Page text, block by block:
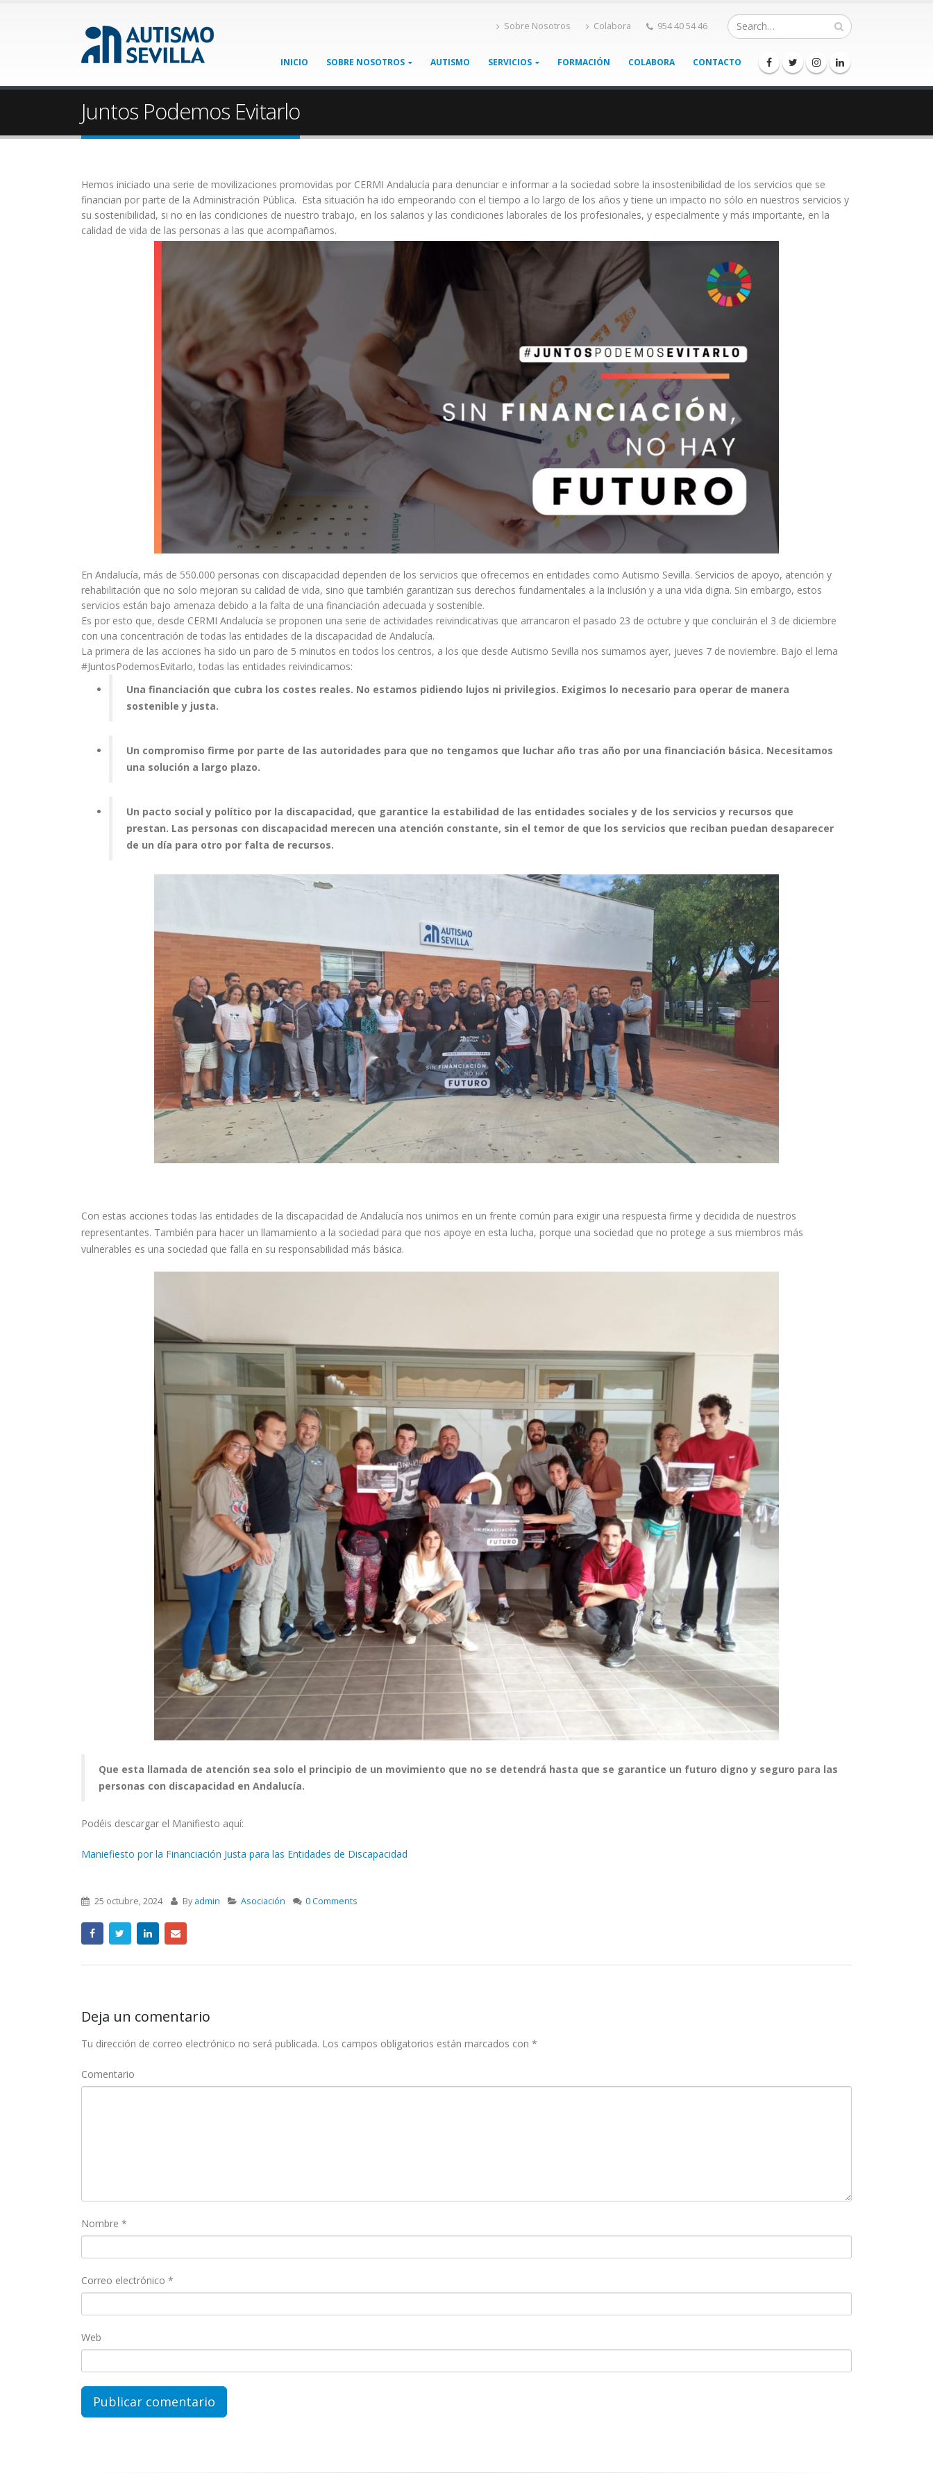
Sobre Nosotros Colabora 954 40 54 46
INICIO SOBRE NOSOTROS AUTISMO SERVICIOS FORMACIÓN COLABORA CONTACTO
Juntos Podemos Evitarlo
Hemos iniciado una serie de movilizaciones promovidas por CERMI Andalucía para denunciar e informar a la sociedad sobre la insostenibilidad de los servicios que se
financian por parte de la Administración Pública. Esta situación ha ido empeorando con el tiempo a lo largo de los años y tiene un impacto no sólo en nuestros servicios y
su sostenibilidad, si no en las condiciones de nuestro trabajo, en los salarios y las condiciones laborales de los profesionales, y especialmente y más importante, en la
calidad de vida de las personas a las que acompañamos.
En Andalucía, más de 550.000 personas con discapacidad dependen de los servicios que ofrecemos en entidades como Autismo Sevilla. Servicios de apoyo, atención y
rehabilitación que no solo mejoran su calidad de vida, sino que también garantizan sus derechos fundamentales a la inclusión y a una vida digna. Sin embargo, estos
servicios están bajo amenaza debido a la falta de una financiación adecuada y sostenible.
Es por esto que, desde CERMI Andalucía se proponen una serie de actividades reivindicativas que arrancaron el pasado 23 de octubre y que concluirán el 3 de diciembre
con una concentración de todas las entidades de la discapacidad de Andalucía.
La primera de las acciones ha sido un paro de 5 minutos en todos los centros, a los que desde Autismo Sevilla nos sumamos ayer, jueves 7 de noviembre. Bajo el lema
#JuntosPodemosEvitarlo, todas las entidades reivindicamos:
Una financiación que cubra los costes reales. No estamos pidiendo lujos ni privilegios. Exigimos lo necesario para operar de manera
sostenible y justa.
Un compromiso firme por parte de las autoridades para que no tengamos que luchar año tras año por una financiación básica. Necesitamos
una solución a largo plazo.
Un pacto social y político por la discapacidad, que garantice la estabilidad de las entidades sociales y de los servicios y recursos que
prestan. Las personas con discapacidad merecen una atención constante, sin el temor de que los servicios que reciban puedan desaparecer
de un día para otro por falta de recursos.
Con estas acciones todas las entidades de la discapacidad de Andalucía nos unimos en un frente común para exigir una respuesta firme y decidida de nuestros
representantes. También para hacer un llamamiento a la sociedad para que nos apoye en esta lucha, porque una sociedad que no protege a sus miembros más
vulnerables es una sociedad que falla en su responsabilidad más básica.
Que esta llamada de atención sea solo el principio de un movimiento que no se detendrá hasta que se garantice un futuro digno y seguro para las
personas con discapacidad en Andalucía.
Podéis descargar el Manifiesto aquí:
Maniefiesto por la Financiación Justa para las Entidades de Discapacidad
25 octubre, 2024 By admin Asociación 0 Comments
Deja un comentario
Tu dirección de correo electrónico no será publicada. Los campos obligatorios están marcados con *
Comentario
Nombre *
Correo electrónico *
Web